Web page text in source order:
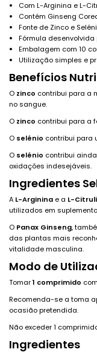
Com L-Arginina e L-
Contém Ginseng
Fonte de Zinco e
Fórmula
Embalagem com 10
Utilização simples e
Benefícios
O zinco contribui para a
no sangue.
O zinco contribui para a
O selénio contribui para
O selénio contribui
oxidações indesejáveis.
Ingredientes
A L-Arginina e a L-
utilizados em
O Panax Ginseng,
das plantas mais
vitalidade masculina.
Modo de
Tomar1 comprimido
Recomenda-se a toma
ocasião pretendida.
Não exceder 1
Ingredientes